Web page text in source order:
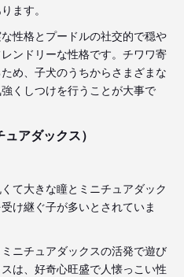
ます。
性格とプードルの社交的で穏や
ンドリーな性格です。チワワ寄
め、子犬のうちからさまざまな
くしつけを行うことが大事で
アダックス）
て大きな瞳とミニチュアダック
け継ぐ子が多いとされていま
ニチュアダックスの活発で遊び
は、好奇心旺盛で人懐っこい性